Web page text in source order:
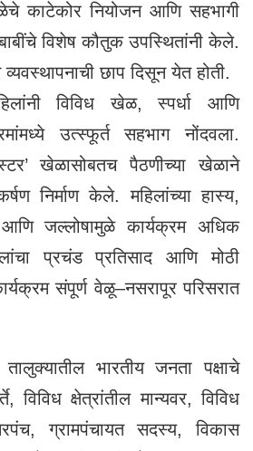
काटेकोर नियोजन आणि सहभागी
बाबींचे विशेष कौतुक उपस्थितांनी केले.
व्यवस्थापनाची छाप दिसून येत होती.
विविध खेळ, स्पर्धा आणि
उत्स्फूर्त सहभाग नोंदवला.
खेळासोबतच पैठणीच्या खेळाने
निर्माण केले. महिलांच्या हास्य,
जल्लोषामुळे कार्यक्रम अधिक
प्रचंड प्रतिसाद आणि मोठी
संपूर्ण वेळू–नसरापूर परिसरात
भारतीय जनता पक्षाचे
विविध क्षेत्रांतील मान्यवर, विविध
ग्रामपंचायत सदस्य, विकास